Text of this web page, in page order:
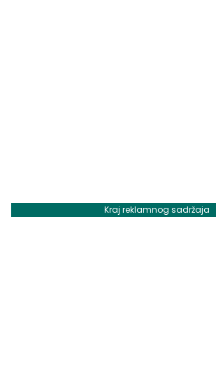
Kraj reklamnog sadržaja